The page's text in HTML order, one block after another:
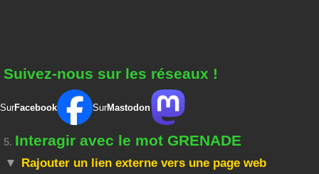
Suivez-nous sur les réseaux !
SurFacebook SurMastodon
5. Interagir avec le mot GRENADE
Rajouter un lien externe vers une page web